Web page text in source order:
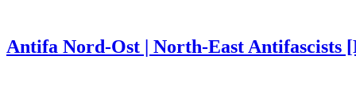
Antifa Nord-Ost | North-East Antifascists